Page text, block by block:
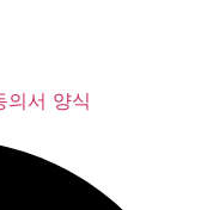
의서 양식